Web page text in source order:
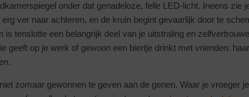
onder dat genadeloze, felle LED-licht. Ineens zie
erg ver naar achteren, en de kruin begint gevaarlijk door te
is tenslotte een belangrijk deel van je uitstraling en
geeft op je werk of gewoon een biertje drinkt met vrienden:
zomaar gewonnen te geven aan de genen. Waar je vroeger